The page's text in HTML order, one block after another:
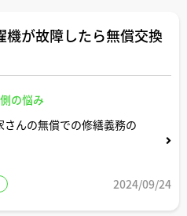
が故障したら無償交換
の悩み
んの無償での修繕義務の
2024/09/24